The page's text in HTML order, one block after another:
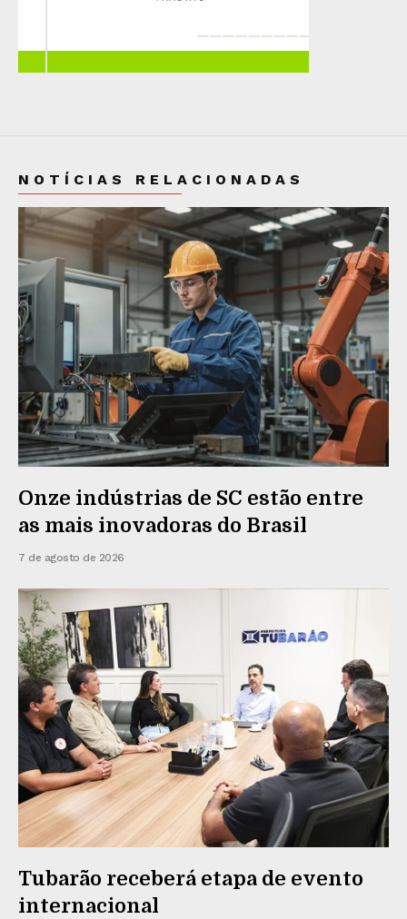
NOTÍCIAS RELACIONADAS
Onze indústrias de SC estão entre
as mais inovadoras do Brasil
7 de agosto de 2026
Tubarão receberá etapa de evento
internacional